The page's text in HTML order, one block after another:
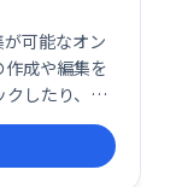
可能なオン
成や編集を
したり、編
た細かい制御
現し、効率